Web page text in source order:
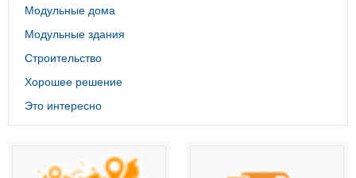
Модульные дома
Модульные здания
Строительство
Хорошее решение
Это интересно